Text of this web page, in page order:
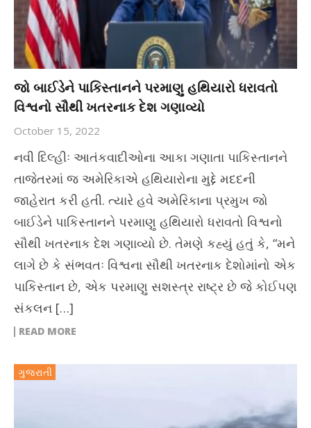
જો બાઈડેને પાકિસ્તાનને પરમાણુ હથિયારો ધરાવતો
વિશ્વનો સૌથી ખતરનાક દેશ ગણાવ્યો
October 15, 2022
નવી દિલ્હીઃ આતંકવાદીઓના આકા ગણાતા પાકિસ્તાનને
તાજેતરમાં જ અમેરિકાએ હથિયારોના મુદ્દે મદદની
જાહેરાત કરી હતી. ત્યારે હવે અમેરિકાના પ્રમુખ જો
બાઈડેને પાકિસ્તાનને પરમાણુ હથિયારો ધરાવતો વિશ્વનો
સૌથી ખતરનાક દેશ ગણાવ્યો છે. તેમણે કહ્યું હતું કે, “મને
લાગે છે કે સંભવતઃ વિશ્વના સૌથી ખતરનાક દેશોમાંનો એક
પાકિસ્તાન છે, એક પરમાણુ સશસ્ત્ર રાષ્ટ્ર છે જે કોઈપણ
સંકલન […]
READ MORE
ગુજરાતી